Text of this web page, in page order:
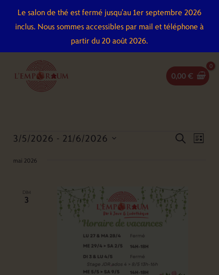
Le salon de thé est fermé jusqu'au 1er septembre 2026
inclus. Nous sommes accessibles par mail et téléphone à
partir du 20 août 2026.
contenu
0,00 €
Évènements
Recherche
vues
Évènements
liste
3/5/2026 - 21/6/2026
une
mai 2026
DIM
3